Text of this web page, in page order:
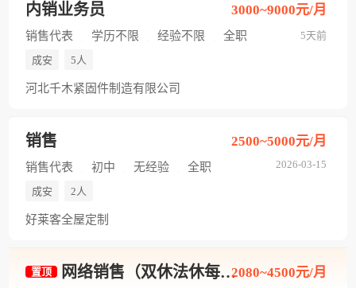
内销业务员
5天前
3000~9000元/月
销售代表 学历不限 经验不限 全职
成安 5人
河北千木紧固件制造有限公司
销售
2026-03-15
2500~5000元/月
销售代表 初中 无经验 全职
成安 2人
好莱客全屋定制
置顶 网络销售（双休法休每天7个小时） 2080~4500元/月